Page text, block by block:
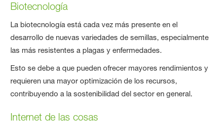
Biotecnología
La biotecnología está cada vez más presente en el
desarrollo de nuevas variedades de semillas, especialmente
las más resistentes a plagas y enfermedades.
Esto se debe a que pueden ofrecer mayores rendimientos y
requieren una mayor optimización de los recursos,
contribuyendo a la sostenibilidad del sector en general.
Internet de las cosas